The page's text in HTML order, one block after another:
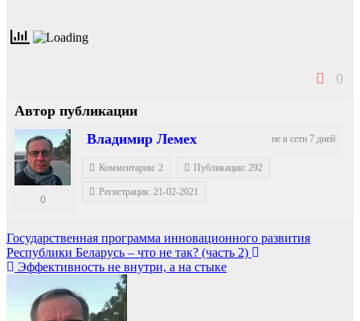
0
Автор публикации
не в сети 7 дней
Владимир Лемех
0
Комментарии: 2 Публикации: 292
Регистрация: 21-02-2021
Навигация
по
записям
Государственная программа инновационного развития
Республики Беларусь – что не так? (часть 2)
Эффективность не внутри, а на стыке